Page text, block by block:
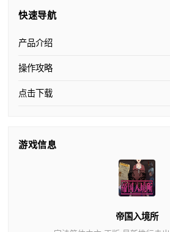
快速导航
产品介绍
操作攻略
点击下载
游戏信息
帝国入境所